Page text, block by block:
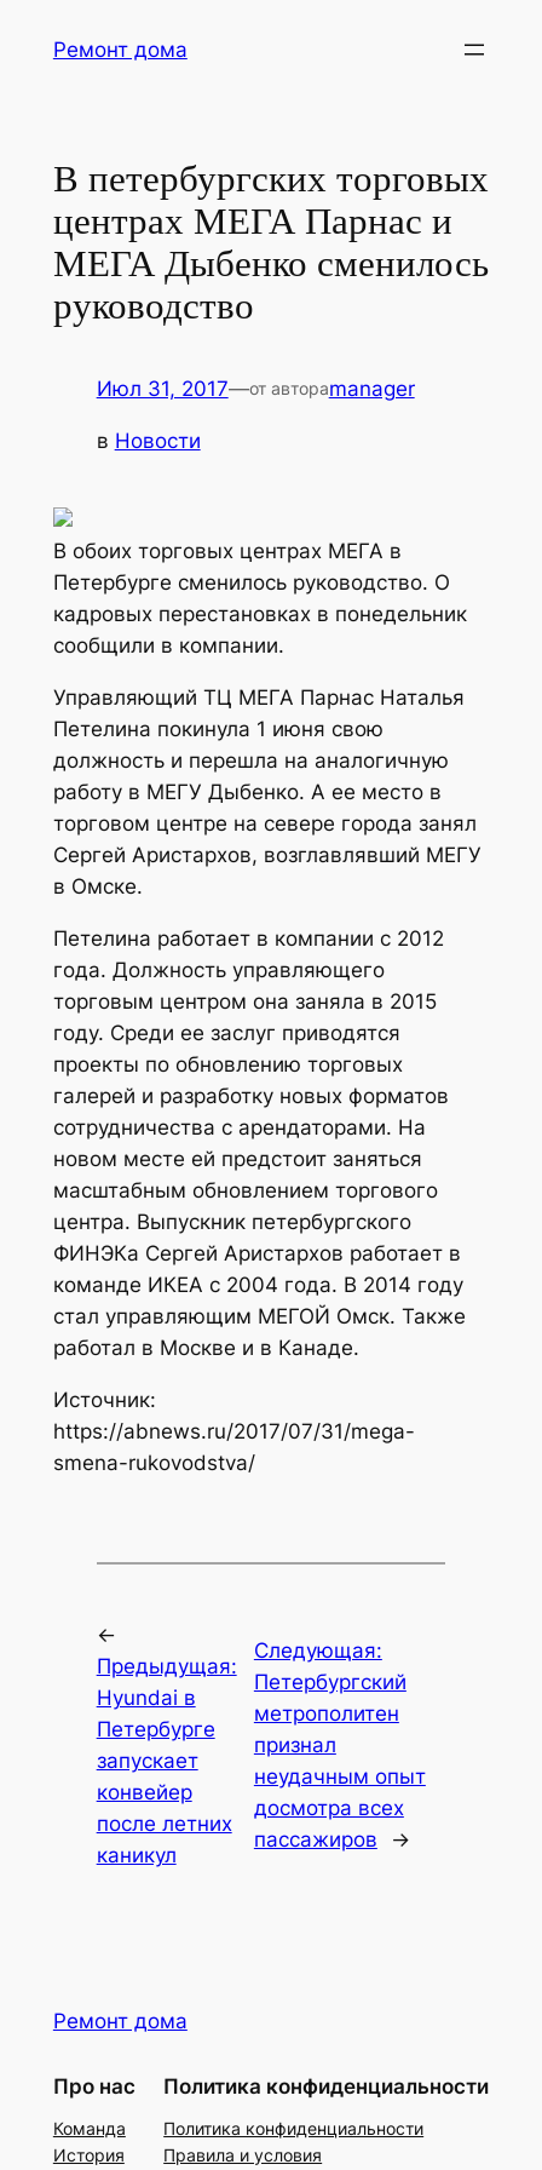
Ремонт дома
В петербургских торговых
центрах МЕГА Парнас и
МЕГА Дыбенко сменилось
руководство
Июл 31, 2017—от автораmanager
в Новости
В обоих торговых центрах МЕГА в
Петербурге сменилось руководство. О
кадровых перестановках в понедельник
сообщили в компании.
Управляющий ТЦ МЕГА Парнас Наталья
Петелина покинула 1 июня свою
должность и перешла на аналогичную
работу в МЕГУ Дыбенко. А ее место в
торговом центре на севере города занял
Сергей Аристархов, возглавлявший МЕГУ
в Омске.
Петелина работает в компании с 2012
года. Должность управляющего
торговым центром она заняла в 2015
году. Среди ее заслуг приводятся
проекты по обновлению торговых
галерей и разработку новых форматов
сотрудничества с арендаторами. На
новом месте ей предстоит заняться
масштабным обновлением торгового
центра. Выпускник петербургского
ФИНЭКа Сергей Аристархов работает в
команде ИКЕА с 2004 года. В 2014 году
стал управляющим МЕГОЙ Омск. Также
работал в Москве и в Канаде.
Источник:
https://abnews.ru/2017/07/31/mega-
smena-rukovodstva/
←
Предыдущая:
Hyundai в
Петербурге
запускает
конвейер
после летних
каникул
Следующая:
Петербургский
метрополитен
признал
неудачным опыт
досмотра всех
пассажиров
→
Ремонт дома
Про нас
Команда
История
Политика конфиденциальности
Политика конфиденциальности
Правила и условия